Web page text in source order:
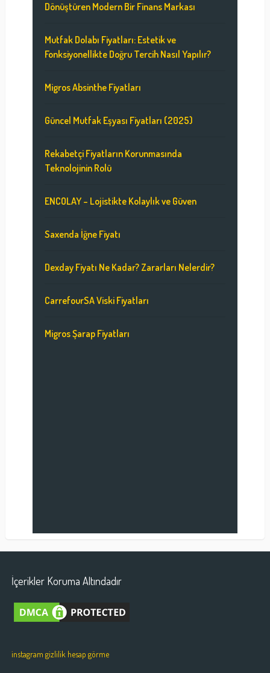
Dönüştüren Modern Bir Finans Markası
Mutfak Dolabı Fiyatları: Estetik ve
Fonksiyonellikte Doğru Tercih Nasıl Yapılır?
Migros Absinthe Fiyatları
Güncel Mutfak Eşyası Fiyatları (2025)
Rekabetçi Fiyatların Korunmasında
Teknolojinin Rolü
ENCOLAY – Lojistikte Kolaylık ve Güven
Saxenda İğne Fiyatı
Dexday Fiyatı Ne Kadar? Zararları Nelerdir?
CarrefourSA Viski Fiyatları
Migros Şarap Fiyatları
İçerikler Koruma Altındadır
instagram gizlilik hesap görme